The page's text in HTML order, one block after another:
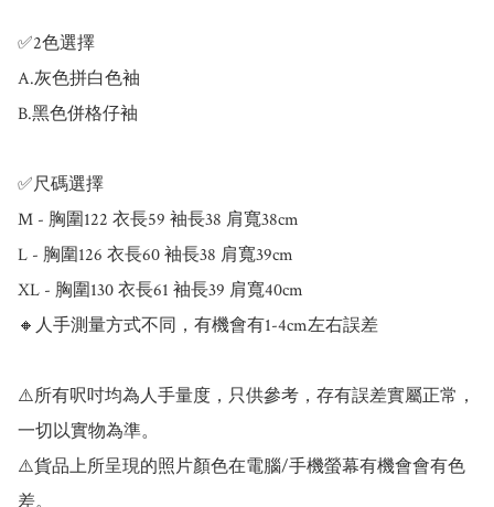
✅2色選擇
A.灰色拼白色袖
B.黑色併格仔袖
✅尺碼選擇
M - 胸圍122 衣長59 袖長38 肩寬38cm
L - 胸圍126 衣長60 袖長38 肩寬39cm
XL - 胸圍130 衣長61 袖長39 肩寬40cm
🔸人手測量方式不同，有機會有1-4cm左右誤差
⚠️所有呎吋均為人手量度，只供參考，存有誤差實屬正常，
一切以實物為準。
⚠️貨品上所呈現的照片顏色在電腦/手機螢幕有機會會有色